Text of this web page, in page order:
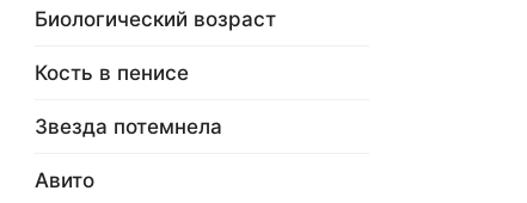
Биологический возраст
Кость в пенисе
Звезда потемнела
Авито